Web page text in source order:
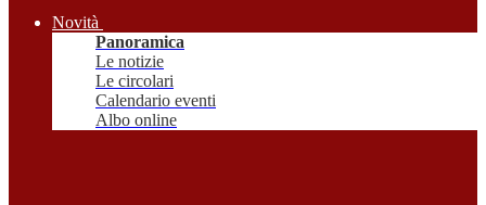
Novità
Panoramica
Le notizie
Le circolari
Calendario eventi
Albo online